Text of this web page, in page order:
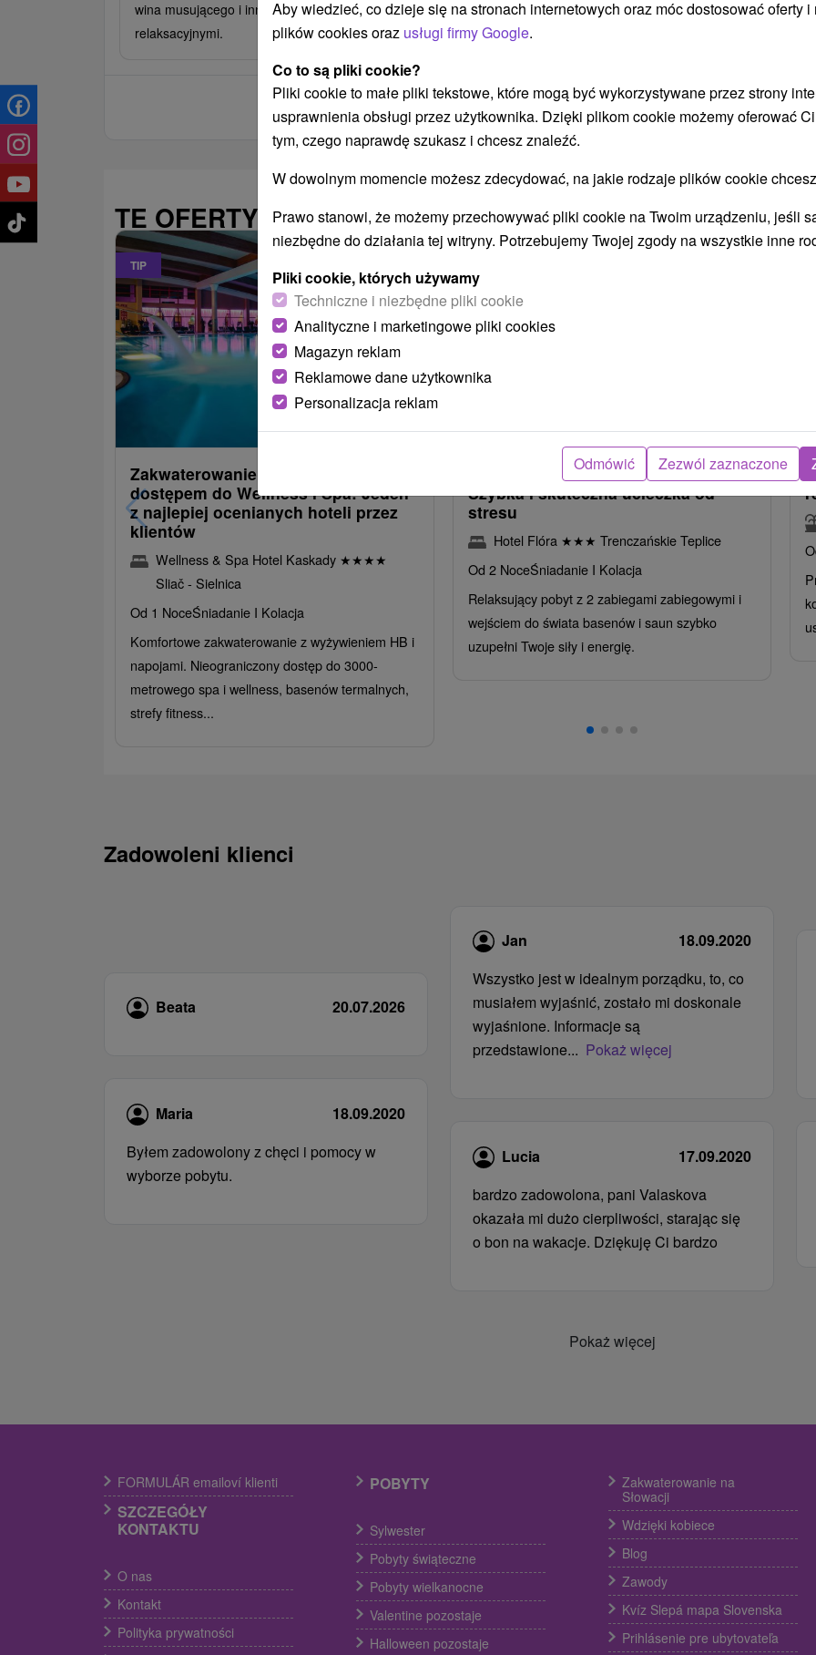
wina musującego i innymi zabiegami
relaksacyjnymi.
właściwą falę relaksu.
Załaduj więcej
TE OFERTY MOGĄ PAŃSTWO BYĆ TAKŻE
TIP
485,22zł
/noc/osoba
Zakwaterowanie z obiadokolacją i
dostępem do Wellness i Spa: Jeden
z najlepiej ocenianych hoteli przez
klientów
Wellness & Spa Hotel Kaskady ★★★★
Sliač - Sielnica
Od 1 NoceŚniadanie I Kolacja
Komfortowe zakwaterowanie z wyżywieniem HB i
napojami. Nieograniczony dostęp do 3000-
metrowego spa i wellness, basenów termalnych,
strefy fitness...
/noc/osoba
Intensywny pobyt MINI RELAX:
Szybka i skuteczna ucieczka od
stresu
Hotel Flóra ★★★ Trenczańskie Teplice
Od 2 NoceŚniadanie I Kolacja
Relaksujący pobyt z 2 zabiegami zabiegowymi i
wejściem do świata basenów i saun szybko
uzupełni Twoje siły i energię.
Zadowoleni klienci
Beata 20.07.2026
Maria
18.09.2020
Byłem zadowolony z chęci i pomocy w
wyborze pobytu.
Jan
18.09.2020
Wszystko jest w idealnym porządku, to, co
musiałem wyjaśnić, zostało mi doskonale
wyjaśnione. Informacje są
przedstawione... Pokaż więcej
Lucia
17.09.2020
bardzo zadowolona, ​​pani Valaskova
okazała mi dużo cierpliwości, starając się
o bon na wakacje. Dziękuję Ci bardzo
Pokaż więcej
FORMULÁR emailoví klienti
SZCZEGÓŁY
KONTAKTU
O nas
Kontakt
Polityka prywatności
POBYTY
Sylwester
Pobyty świąteczne
Pobyty wielkanocne
Valentine pozostaje
Halloween pozostaje
Zakwaterowanie na
Słowacji
Wdzięki kobiece
Blog
Zawody
Kvíz Slepá mapa Slovenska
Prihlásenie pre ubytovateľa
Aby wiedzieć, co dzieje się na stronach internetowych oraz móc dostosować oferty i
plików cookies oraz usługi firmy Google.
Co to są pliki cookie?
Pliki cookie to małe pliki tekstowe, które mogą być wykorzystywane przez strony
usprawnienia obsługi przez użytkownika. Dzięki plikom cookie możemy oferować
tym, czego naprawdę szukasz i chcesz znaleźć.
W dowolnym momencie możesz zdecydować, na jakie rodzaje plików cookie
Prawo stanowi, że możemy przechowywać pliki cookie na Twoim urządzeniu, jeśli
niezbędne do działania tej witryny. Potrzebujemy Twojej zgody na wszystkie inne
Pliki cookie, których używamy
Techniczne i niezbędne pliki cookie
Analityczne i marketingowe pliki cookies
Magazyn reklam
Reklamowe dane użytkownika
Personalizacja reklam
Odmówić Zezwól zaznaczone